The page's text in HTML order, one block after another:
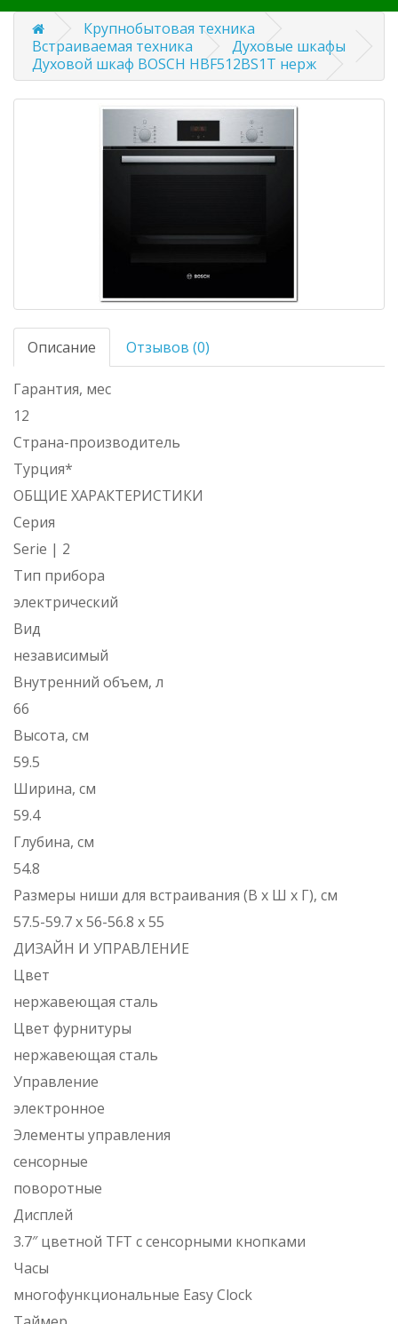
Крупнобытовая техника
Встраиваемая техника
Духовые шкафы
Духовой шкаф BOSCH HBF512BS1T нерж
Описание Отзывов (0)
Гарантия, мес
12
Страна-производитель
Турция*
ОБЩИЕ ХАРАКТЕРИСТИКИ
Серия
Serie | 2
Тип прибора
электрический
Вид
независимый
Внутренний объем, л
66
Высота, см
59.5
Ширина, см
59.4
Глубина, см
54.8
Размеры ниши для встраивания (В х Ш х Г), см
57.5-59.7 х 56-56.8 х 55
ДИЗАЙН И УПРАВЛЕНИЕ
Цвет
нержавеющая сталь
Цвет фурнитуры
нержавеющая сталь
Управление
электронное
Элементы управления
сенсорные
поворотные
Дисплей
3.7″ цветной TFT с сенсорными кнопками
Часы
многофункциональные Easy Clock